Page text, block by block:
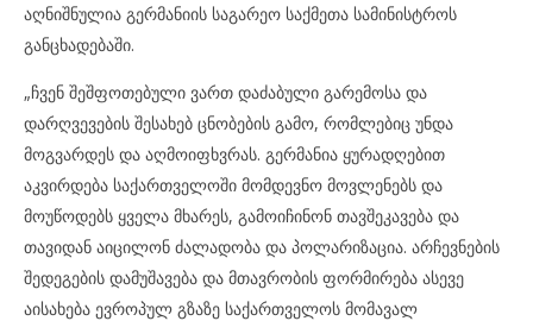
აღნიშნულია გერმანიის საგარეო საქმეთა სამინისტროს
განცხადებაში.
„ჩვენ შეშფოთებული ვართ დაძაბული გარემოსა და
დარღვევების შესახებ ცნობების გამო, რომლებიც უნდა
მოგვარდეს და აღმოიფხვრას. გერმანია ყურადღებით
აკვირდება საქართველოში მომდევნო მოვლენებს და
მოუწოდებს ყველა მხარეს, გამოიჩინონ თავშეკავება და
თავიდან აიცილონ ძალადობა და პოლარიზაცია. არჩევნების
შედეგების დამუშავება და მთავრობის ფორმირება ასევე
აისახება ევროპულ გზაზე საქართველოს მომავალ